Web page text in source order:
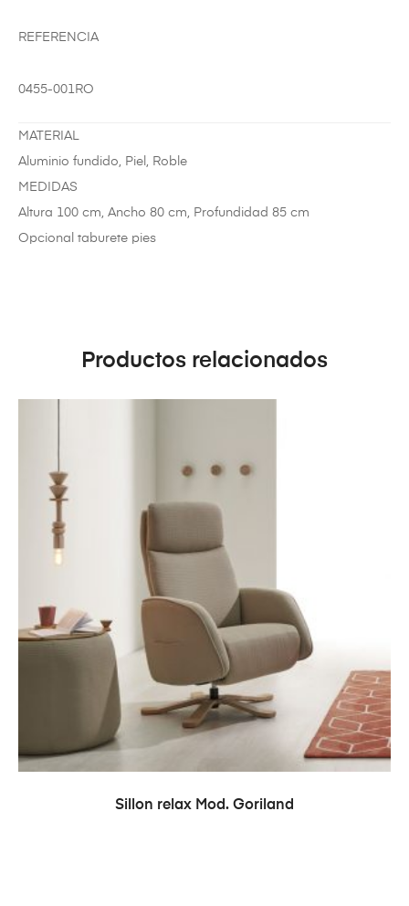
REFERENCIA
0455-001RO
MATERIAL
Aluminio fundido, Piel, Roble
MEDIDAS
Altura 100 cm, Ancho 80 cm, Profundidad 85 cm
Opcional taburete pies
Productos relacionados
LEER MÁS
Sillon relax Mod. Goriland